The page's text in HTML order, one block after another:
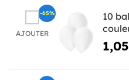
AJOUTER
10
-65%